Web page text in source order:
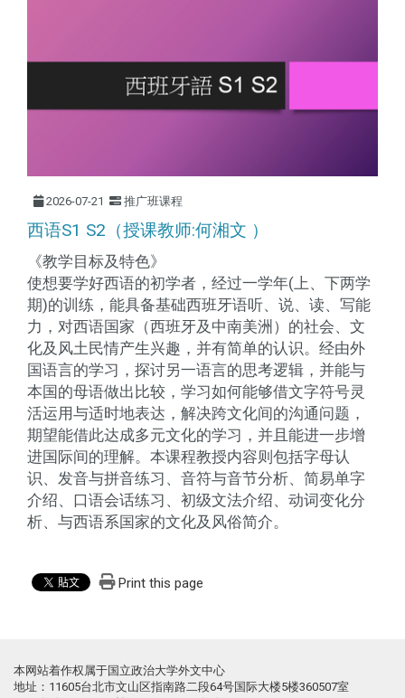
2026-07-21 推广班课程
西语S1 S2（授课教师:何湘文 ）
《教学目标及特色》
使想要学好西语的初学者，经过一学年(上、下两学
期)的训练，能具备基础西班牙语听、说、读、写能
力，对西语国家（西班牙及中南美洲）的社会、文
化及风土民情产生兴趣，并有简单的认识。经由外
国语言的学习，探讨另一语言的思考逻辑，并能与
本国的母语做出比较，学习如何能够借文字符号灵
活运用与适时地表达，解决跨文化间的沟通问题，
期望能借此达成多元文化的学习，并且能进一步增
进国际间的理解。本课程教授内容则包括字母认
识、发音与拼音练习、音符与音节分析、简易单字
介绍、口语会话练习、初级文法介绍、动词变化分
析、与西语系国家的文化及风俗简介。
Print this page
本网站着作权属于国立政治大学外文中心
地址：11605台北市文山区指南路二段64号国际大楼5楼360507室